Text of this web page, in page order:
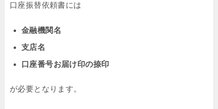
口座振替依頼書には
金融機関名
支店名
口座番号お届け印の捺印
が必要となります。